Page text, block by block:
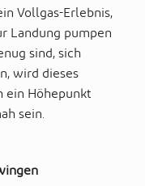
Vollgas-Erlebnis,
Landung pumpen
sind, sich
wird dieses
ein Höhepunkt
sein.